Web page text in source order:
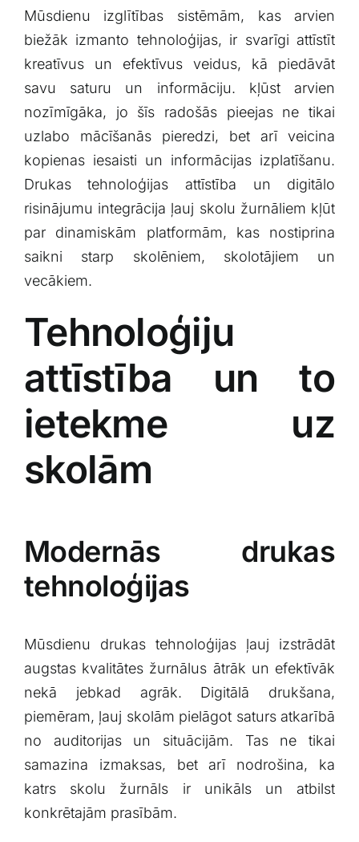
Mūsdienu izglītības sistēmām, kas arvien
biežāk izmanto tehnoloģijas, ir svarīgi attīstīt
kreatīvus un efektīvus veidus, kā piedāvāt
savu saturu un informāciju. ⁤kļūst arvien
nozīmīgāka, jo šīs radošās pieejas ne tikai
‌uzlabo ⁤mācīšanās pieredzi, bet arī veicina
kopienas iesaisti un informācijas izplatīšanu.
Drukas tehnoloģijas attīstība un digitālo
risinājumu integrācija ļauj skolu žurnāliem kļūt
par dinamiskām platformām, kas nostiprina⁣
saikni ⁢starp skolēniem, skolotājiem un
vecākiem.
Tehnoloģiju
attīstība un ‍to
ietekme uz
skolām
Modernās drukas
tehnoloģijas
Mūsdienu ⁣drukas tehnoloģijas ļauj ​izstrādāt⁤
augstas kvalitātes žurnālus ātrāk un ‍efektīvāk
nekā jebkad agrāk. Digitālā drukšana,
piemēram, ļauj skolām pielāgot saturs atkarībā
no auditorijas un​ situācijām. Tas ne ⁣tikai
samazina ‍izmaksas, bet arī nodrošina, ka
katrs skolu žurnāls ir ‌unikāls un atbilst
konkrētajām prasībām.